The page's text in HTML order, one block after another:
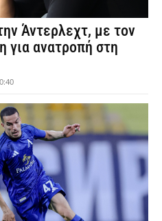
Άντερλεχτ, με τον
για ανατροπή στη